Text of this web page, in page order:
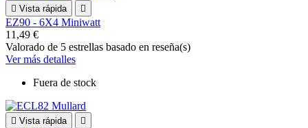
 Vista rápida 
EZ90 - 6X4 Miniwatt
11,49 €
Valorado de 5 estrellas basado en reseña(s)
Ver más detalles
Fuera de stock
 Vista rápida 